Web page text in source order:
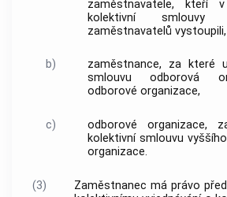
zaměstnavatele, kteří
kolektivní smlouvy
zaměstnavatelů vystoupili,
b)
zaměstnance, za které
smlouvu odborová
odborové organizace,
c)
odborové organizace,
kolektivní smlouvu
organizace.
(3)
Zaměstnanec má právo